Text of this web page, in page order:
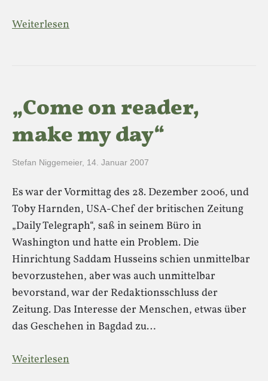
Weiterlesen
„Come on reader,
make my day“
Stefan Niggemeier, 14. Januar 2007
Es war der Vormittag des 28. Dezember 2006, und
Toby Harnden, USA-Chef der britischen Zeitung
„Daily Telegraph“, saß in seinem Büro in
Washington und hatte ein Problem. Die
Hinrichtung Saddam Husseins schien unmittelbar
bevorzustehen, aber was auch unmittelbar
bevorstand, war der Redaktionsschluss der
Zeitung. Das Interesse der Menschen, etwas über
das Geschehen in Bagdad zu…
Weiterlesen